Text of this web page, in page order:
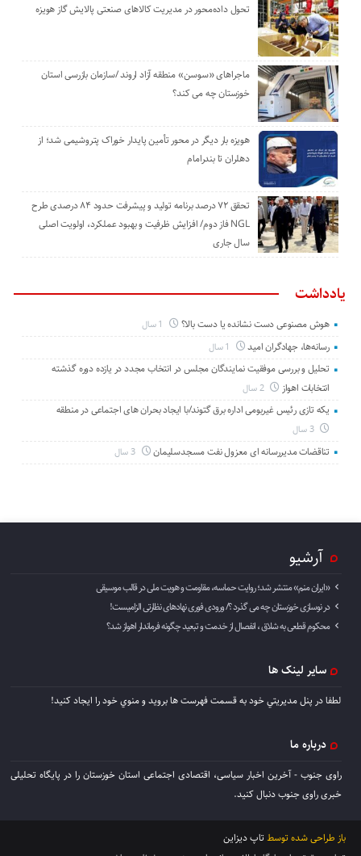
تحول داده‌محور در مدیریت کالاهای صنعتی پالایش گاز هویزه
ماجراهای «سوسن» منطقه آزاد اروند /سازمان بازرسی استان
خوزستان چه می کند؟
هویزه بار دیگر در محور تأمین پایدار خوراک پتروشیمی شد؛ از
دهلران تا بندرامام
تحقق ۷۲ درصد برنامه تولید و پیشرفت حدود ۸۴ درصدی طرح
NGL فاز دوم/ افزایش ظرفیت و بهبود عملکرد، اولویت اصلی
سال جاری
یادداشت
هوش مصنوعی دست نشانده یا دست بالا؟
رسانه‌ها، جهادگران امید
تحلیل و بررسی موفقیت نمایندگان مجلس در انتخاب مجدد در یازده دوره گذشته
انتخابات اهواز
2 سال
یکه تازی رئیس غیربومی اداره برق گتوند/با ایجاد بحران های اجتماعی در منطقه
3 سال
تناقضات مدیررسانه ای معزول نفت مسجدسلیمان 3 سال
آرشیو
«ایران منم» منتشر شد؛ روایت حماسه، مقاومت و هویت ملی در قالب موسیقی
در نوسازی خوزستان چه می گذرد ؟/ ورودی فوری نهادهای نظارتی الزامیست!
محکوم قطعی به شلاق ، انفصال از خدمت و تبعید چگونه فرماندار اهواز شد؟
سایر لینک ها
لطفا در پنل مديريتي خود به قسمت فهرست ها برويد و منوي خود را ايجاد كنيد!
درباره ما
راوی جنوب - آخرین اخبار سیاسی، اقتصادی اجتماعی استان خوزستان را در پایگاه تحلیلی
خبری راوی جنوب دنبال کنید.
باز طراحی شده توسط تاپ دیزاین